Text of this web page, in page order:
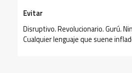
Evitar
Disruptivo. Revolucionario. Gurú.
Cualquier lenguaje que suene